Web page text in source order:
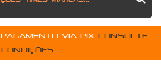
pagamento via PIX Consulte
condições.